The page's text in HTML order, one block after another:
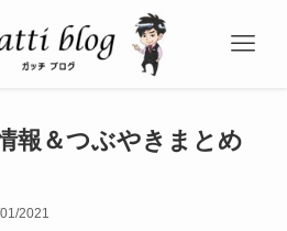
報＆つぶやきまとめ
2021